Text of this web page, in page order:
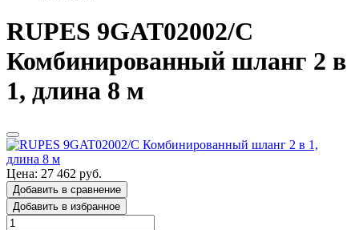
RUPES 9GAT02002/C
Комбинированный шланг 2 в
1, длина 8 м
Цена: 27 462 руб.
Добавить в сравнение
Добавить в избранное